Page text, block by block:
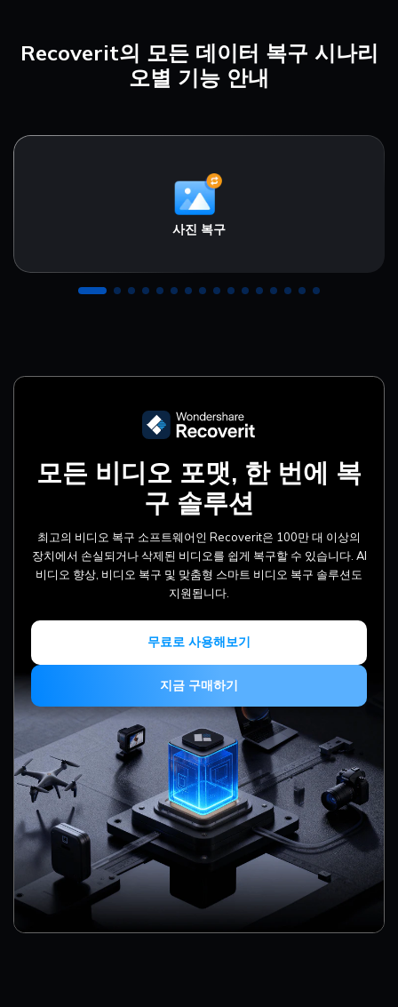
Recoverit의 모든 데이터 복구 시나리
오별 기능 안내
사진 복구
모든 비디오 포맷, 한 번에 복
구 솔루션
최고의 비디오 복구 소프트웨어인 Recoverit은 100만 대 이상의
장치에서 손실되거나 삭제된 비디오를 쉽게 복구할 수 있습니다. AI
비디오 향상, 비디오 복구 및 맞춤형 스마트 비디오 복구 솔루션도
지원됩니다.
무료로 사용해보기
지금 구매하기